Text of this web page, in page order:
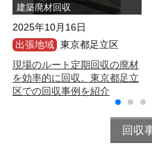
建築廃材回収
2025年10月16日
出張地域 東京都足立区
現場のルート定期回収の廃材
を効率的に回収。東京都足立
区での回収事例を紹介
回収